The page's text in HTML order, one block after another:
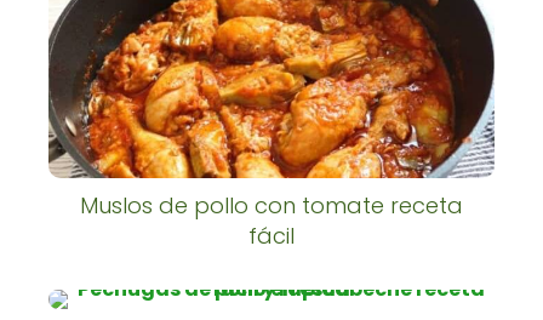
Muslos de pollo con tomate receta
fácil